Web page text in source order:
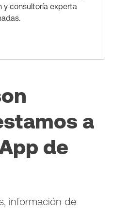
y consultoría experta
a
de
información de